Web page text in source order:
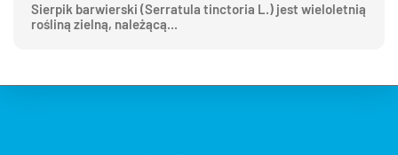
Sierpik barwierski (Serratula tinctoria L.) jest wieloletnią
rośliną zielną, należącą...